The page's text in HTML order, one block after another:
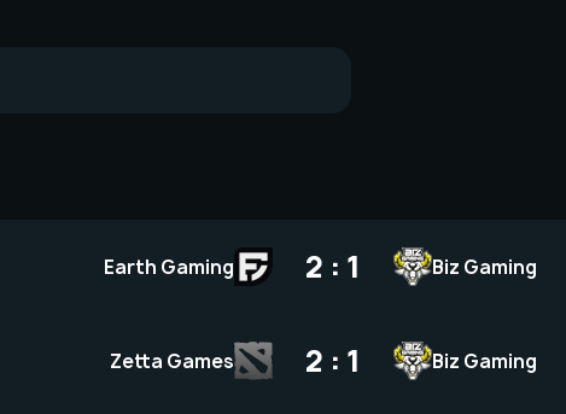
Earth Gaming 2 : 1 Biz Gaming
Zetta Games 2 : 1 Biz Gaming